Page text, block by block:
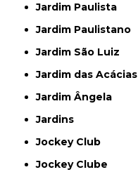
Jardim Paulista
Jardim Paulistano
Jardim São Luiz
Jardim das Acácias
Jardim Ângela
Jardins
Jockey Club
Jockey Clube